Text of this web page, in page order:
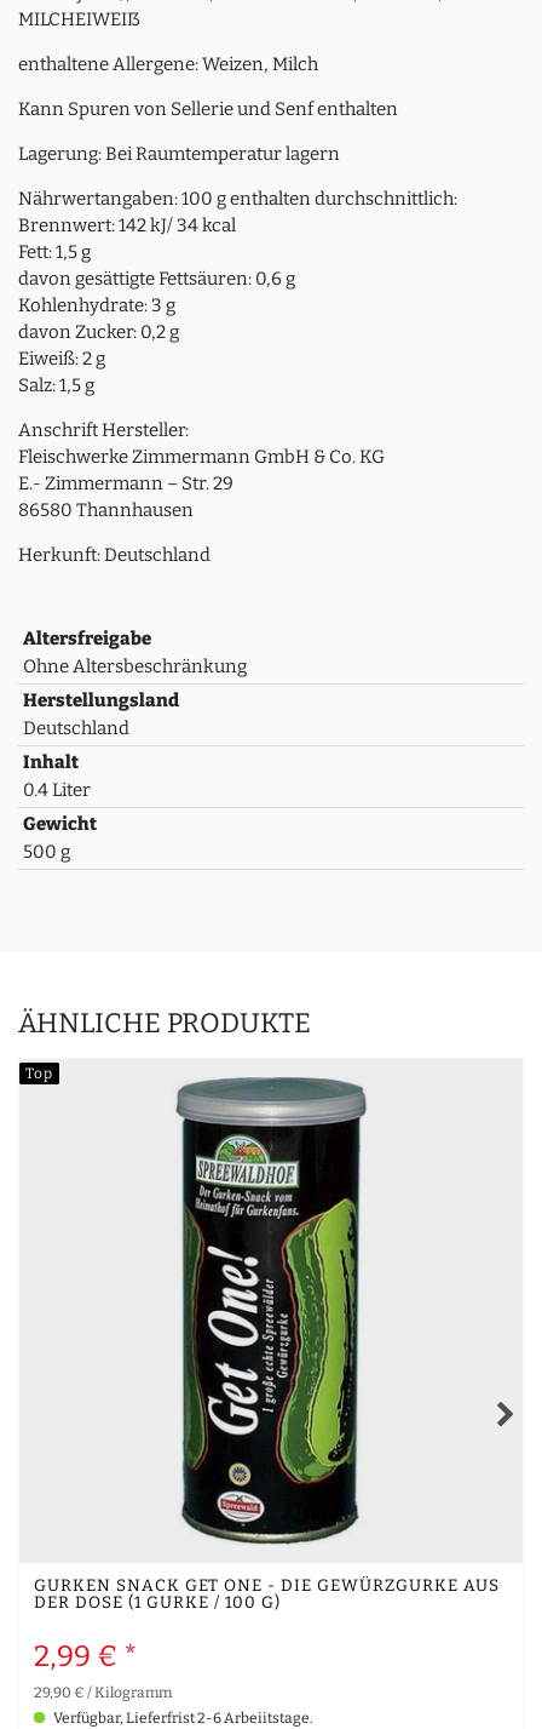
MILCHEIWEIß
enthaltene Allergene: Weizen, Milch
Kann Spuren von Sellerie und Senf enthalten
Lagerung: Bei Raumtemperatur lagern
Nährwertangaben: 100 g enthalten durchschnittlich:
Brennwert: 142 kJ/ 34 kcal
Fett: 1,5 g
davon gesättigte Fettsäuren: 0,6 g
Kohlenhydrate: 3 g
davon Zucker: 0,2 g
Eiweiß: 2 g
Salz: 1,5 g
Anschrift Hersteller:
Fleischwerke Zimmermann GmbH & Co. KG
E.- Zimmermann – Str. 29
86580 Thannhausen
Herkunft: Deutschland
Altersfreigabe
Ohne Altersbeschränkung
Herstellungsland
Deutschland
Inhalt
0.4 Liter
Gewicht
500 g
ÄHNLICHE PRODUKTE
Top
GURKEN SNACK GET ONE - DIE GEWÜRZGURKE AUS
DER DOSE (1 GURKE / 100 G)
2,99 € *
29,90 € / Kilogramm
Verfügbar, Lieferfrist 2-6 Arbeiitstage.